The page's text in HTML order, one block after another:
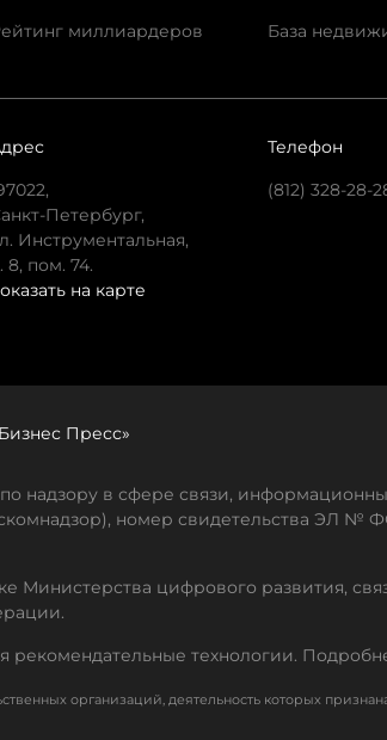
миллиардеров
База
Петербург,
Инструментальная,
8, пом. 74.
на карте
Телефон
(812) 328-28-
Пресс»
надзору в сфере связи,
номер свидетельства ЭЛ №
Министерства цифрового развития,
технологии.
организаций, деятельность которых